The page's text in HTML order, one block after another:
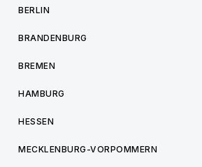
BERLIN
BRANDENBURG
BREMEN
HAMBURG
HESSEN
MECKLENBURG-VORPOMMERN